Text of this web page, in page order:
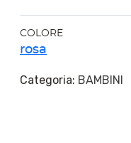
COLORE
rosa
Categoria: BAMBINI